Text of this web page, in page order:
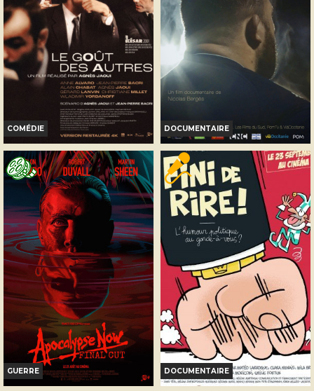
Réservation
TOUT PUBLIC
COMÉDIE
LE GOÛT DES AUTRES
Horaires et Infos
Bande-annonce
Réservation
TOUT PUBLIC
DOCUMENTAIRE
GROS, CORPS EN MÊLÉES
Horaires et Infos
Bande-annonce
Réservation
TOUT PUBLIC
GUERRE DOCUMENTAIRE